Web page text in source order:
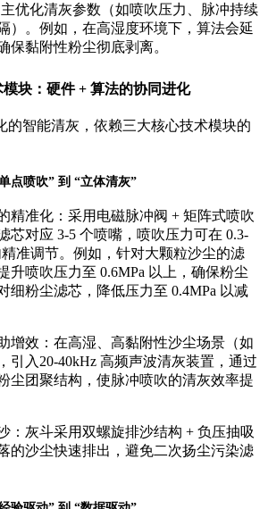
优化清灰参数（如喷吹压力、脉冲持续
）。例如，在高湿度环境下，算法会延
保黏附性粉尘彻底剥离。
块：硬件 + 算法的协同进化
的智能清灰，依赖三大核心技术模块的
点喷吹” 到 “立体清灰”
精准化：采用电磁脉冲阀 + 矩阵式喷吹
芯对应 3-5 个喷嘴，喷吹压力可在 0.3-
精准调节。例如，针对大颗粒沙尘的滤
升喷吹压力至 0.6MPa 以上，确保粉尘
细粉尘滤芯，降低压力至 0.4MPa 以减
增效：在高湿、高黏附性沙尘场景（如
引入20-40kHz 高频声波清灰装置，通过
尘团聚结构，使脉冲喷吹的清灰效率提
：灰斗采用双螺旋排沙结构 + 负压抽吸
的沙尘快速排出，避免二次扬尘污染滤